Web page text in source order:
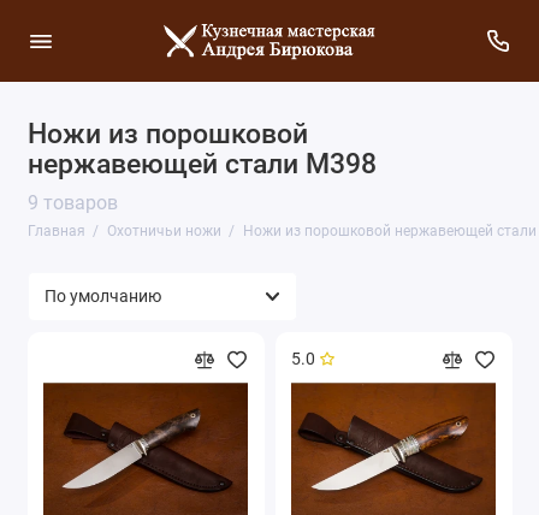
Ножи из порошковой
нержавеющей стали М398
9 товаров
Главная Охотничьи ножи Ножи из порошковой нержавеющей
5.0